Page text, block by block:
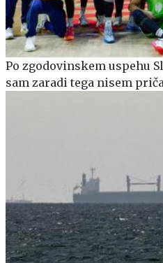
Po zgodovinskem uspehu
sam zaradi tega nisem